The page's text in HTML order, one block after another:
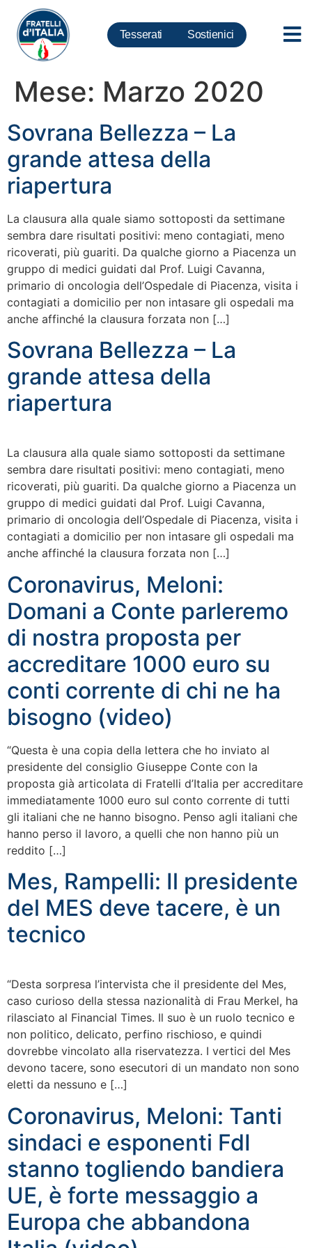
Tesserati Sostienici
Mese: Marzo 2020
Sovrana Bellezza – La
grande attesa della
riapertura
La clausura alla quale siamo sottoposti da settimane
sembra dare risultati positivi: meno contagiati, meno
ricoverati, più guariti. Da qualche giorno a Piacenza un
gruppo di medici guidati dal Prof. Luigi Cavanna,
primario di oncologia dell’Ospedale di Piacenza, visita i
contagiati a domicilio per non intasare gli ospedali ma
anche affinché la clausura forzata non […]
Sovrana Bellezza – La
grande attesa della
riapertura
La clausura alla quale siamo sottoposti da settimane
sembra dare risultati positivi: meno contagiati, meno
ricoverati, più guariti. Da qualche giorno a Piacenza un
gruppo di medici guidati dal Prof. Luigi Cavanna,
primario di oncologia dell’Ospedale di Piacenza, visita i
contagiati a domicilio per non intasare gli ospedali ma
anche affinché la clausura forzata non […]
Coronavirus, Meloni:
Domani a Conte parleremo
di nostra proposta per
accreditare 1000 euro su
conti corrente di chi ne ha
bisogno (video)
“Questa è una copia della lettera che ho inviato al
presidente del consiglio Giuseppe Conte con la
proposta già articolata di Fratelli d’Italia per accreditare
immediatamente 1000 euro sul conto corrente di tutti
gli italiani che ne hanno bisogno. Penso agli italiani che
hanno perso il lavoro, a quelli che non hanno più un
reddito […]
Mes, Rampelli: Il presidente
del MES deve tacere, è un
tecnico
“Desta sorpresa l’intervista che il presidente del Mes,
caso curioso della stessa nazionalità di Frau Merkel, ha
rilasciato al Financial Times. Il suo è un ruolo tecnico e
non politico, delicato, perfino rischioso, e quindi
dovrebbe vincolato alla riservatezza. I vertici del Mes
devono tacere, sono esecutori di un mandato non sono
eletti da nessuno e […]
Coronavirus, Meloni: Tanti
sindaci e esponenti FdI
stanno togliendo bandiera
UE, è forte messaggio a
Europa che abbandona